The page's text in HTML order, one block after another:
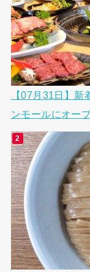
【07月31日】
ンモールにオー